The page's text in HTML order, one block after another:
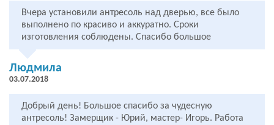
Вчера установили антресоль над дверью, все было
выполнено по красиво и аккуратно. Сроки
изготовления соблюдены. Спасибо большое
Людмила
03.07.2018
Добрый день! Большое спасибо за чудесную
антресоль! Замерщик - Юрий, мастер- Игорь. Работа